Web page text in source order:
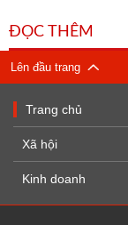
ĐỌC THÊM
Lên đầu trang
Trang chủ
Xã hội
Kinh doanh